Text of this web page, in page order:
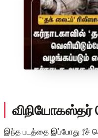
இந்த படத்தை இப்போது ரீச்